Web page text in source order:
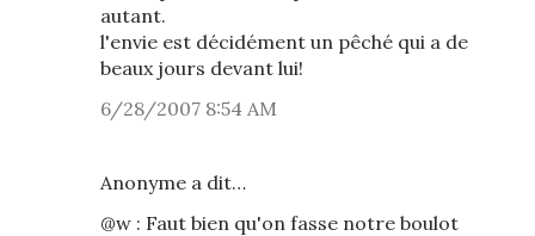
autant.
l'envie est décidément un pêché qui a de
beaux jours devant lui!
6/28/2007 8:54 AM
Anonyme a dit…
@w : Faut bien qu'on fasse notre boulot